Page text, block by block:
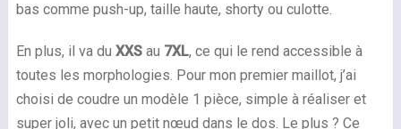
bas comme push-up, taille haute, shorty ou culotte.
En plus, il va du XXSau 7XL, ce qui le rend accessible à
toutes les morphologies. Pour mon premier maillot, j’ai
choisi de coudre un modèle 1 pièce, simple à réaliser et
super joli, avec un petit nœud dans le dos. Le plus ? Ce